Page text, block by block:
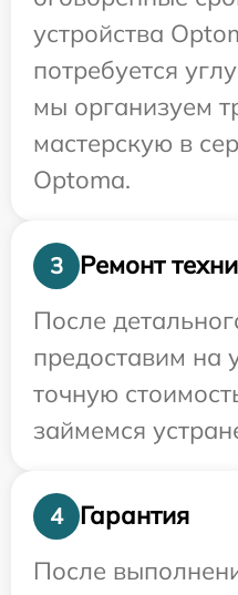
устройства
потребуется
мы организуем
мастерскую в
Optoma.
3
Ремонт
После
предоставим на
точную
займемся
4
Гарантия
После